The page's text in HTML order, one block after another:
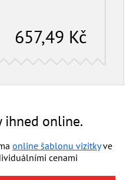
657,49 Kč
ihned online.
online šablonu vizitkyve
cenami